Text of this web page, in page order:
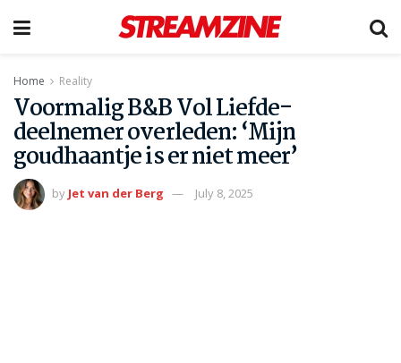
Home Reality
Voormalig B&B Vol Liefde-
deelnemer overleden: ‘Mijn
goudhaantje is er niet meer’
by Jet van der Berg July 8, 2025